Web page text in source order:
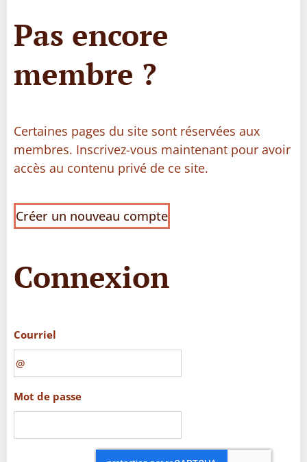
Pas encore
membre ?
Certaines pages du site sont réservées aux
membres. Inscrivez-vous maintenant pour avoir
accès au contenu privé de ce site.
Créer un nouveau compte
Connexion
Courriel
Mot de passe